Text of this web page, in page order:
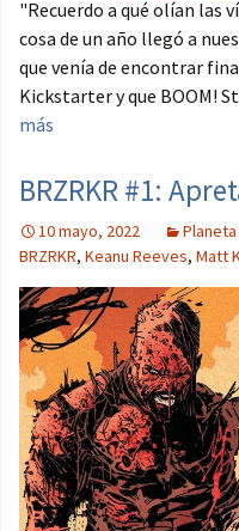
"Recuerdo a qué olían las
cosa de un año llegó a
que venía de encontrar
Kickstarter y que BOOM!
más
BRZRKR #1:
10 mayo, 2022 Planeta
BRZRKR, Keanu Reeves, Matt